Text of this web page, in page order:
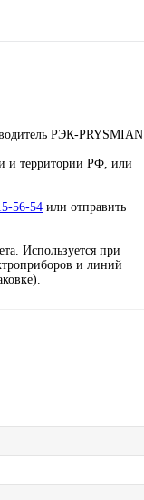
РЭК-PRYSMIAN.
и территории РФ, или
56-54 или отправить
Используется при
и линий